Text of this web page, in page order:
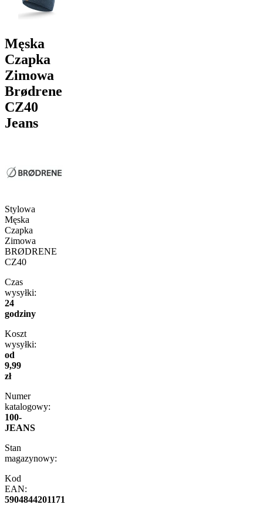
Męska
Czapka
Zimowa
Brødrene
CZ40
Jeans
Stylowa
Męska
Czapka
Zimowa
BRØDRENE
CZ40
Czas
wysyłki:
24
godziny
Koszt
wysyłki:
od
9,99
zł
Numer
katalogowy:
100-
JEANS
Stan
magazynowy:
Kod
EAN:
5904844201171